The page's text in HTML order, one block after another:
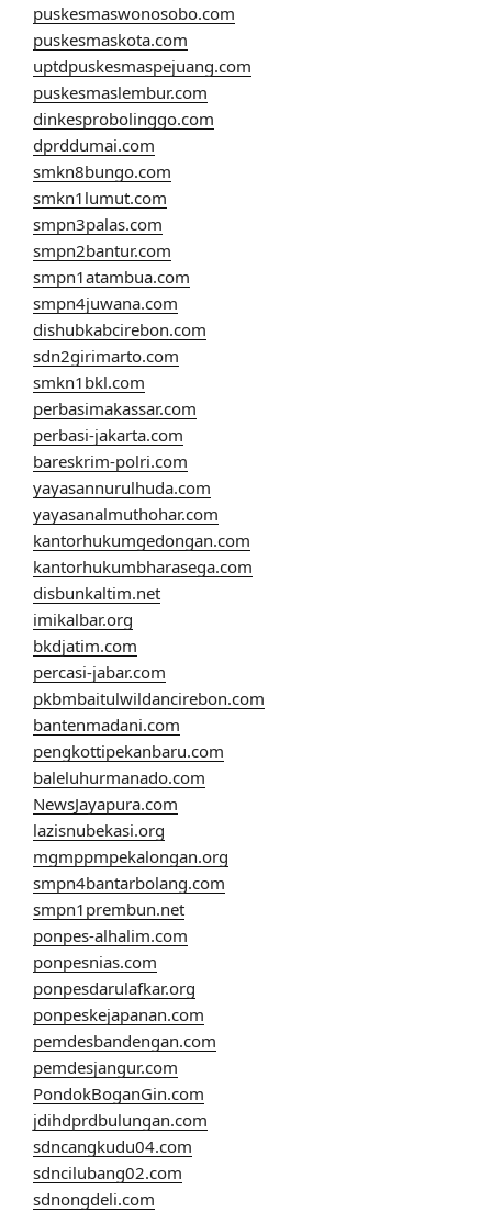
puskesmaswonosobo.com
puskesmaskota.com
uptdpuskesmaspejuang.com
puskesmaslembur.com
dinkesprobolinggo.com
dprddumai.com
smkn8bungo.com
smkn1lumut.com
smpn3palas.com
smpn2bantur.com
smpn1atambua.com
smpn4juwana.com
dishubkabcirebon.com
sdn2girimarto.com
smkn1bkl.com
perbasimakassar.com
perbasi-jakarta.com
bareskrim-polri.com
yayasannurulhuda.com
yayasanalmuthohar.com
kantorhukumgedongan.com
kantorhukumbharasega.com
disbunkaltim.net
imikalbar.org
bkdjatim.com
percasi-jabar.com
pkbmbaitulwildancirebon.com
bantenmadani.com
pengkottipekanbaru.com
baleluhurmanado.com
NewsJayapura.com
lazisnubekasi.org
mgmppmpekalongan.org
smpn4bantarbolang.com
smpn1prembun.net
ponpes-alhalim.com
ponpesnias.com
ponpesdarulafkar.org
ponpeskejapanan.com
pemdesbandengan.com
pemdesjangur.com
PondokBoganGin.com
jdihdprdbulungan.com
sdncangkudu04.com
sdncilubang02.com
sdnongdeli.com